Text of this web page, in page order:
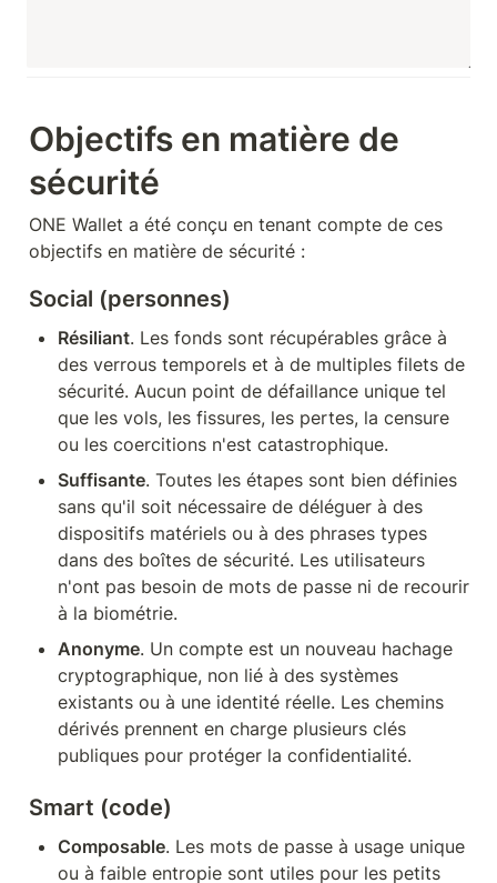
Objectifs en matière de
sécurité
ONE Wallet a été conçu en tenant compte de ces
objectifs en matière de sécurité :
Social (personnes)
Résiliant. Les fonds sont récupérables grâce à
des verrous temporels et à de multiples filets de
sécurité. Aucun point de défaillance unique tel
que les vols, les fissures, les pertes, la censure
ou les coercitions n'est catastrophique.
Suffisante. Toutes les étapes sont bien définies
sans qu'il soit nécessaire de déléguer à des
dispositifs matériels ou à des phrases types
dans des boîtes de sécurité. Les utilisateurs
n'ont pas besoin de mots de passe ni de recourir
à la biométrie.
Anonyme. Un compte est un nouveau hachage
cryptographique, non lié à des systèmes
existants ou à une identité réelle. Les chemins
dérivés prennent en charge plusieurs clés
publiques pour protéger la confidentialité.
Smart (code)
Composable. Les mots de passe à usage unique
ou à faible entropie sont utiles pour les petits